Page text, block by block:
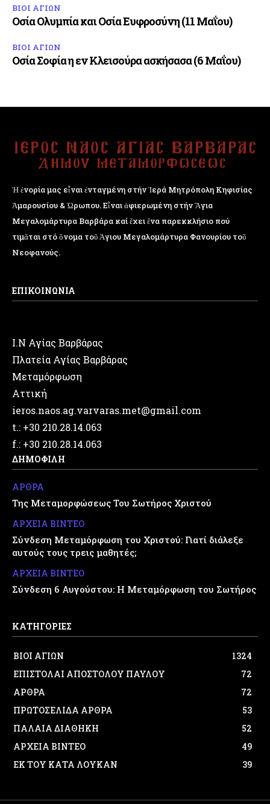
ΒΙΟΙ ΑΓΙΩΝ
Οσία Ολυμπία και Οσία Ευφροσύνη (11 Μαΐου)
ΒΙΟΙ ΑΓΙΩΝ
Οσία Σοφία η εν Κλεισούρα ασκήσασα (6 Μαΐου)
Ἡ ἐνορία μας εἶναι ἐνταγμένη στήν Ἱερά Μητρόπολη Κηφισίας
Ἁμαρουσίου & Ὠρωπου. Εἶναι ἀφιερωμένη στήν Ἅγια
Μεγαλομάρτυρα Βαρβάρα καί ἔχει ἕνα παρεκκλήσιο πού
τιμᾶται στό ὄνομα τοῦ Ἁγιου Μεγαλομάρτυρα Φανουρίου τοῦ
Νεοφανούς.
ΕΠΙΚΟΙΝΩΝΙΑ
Ι.Ν Αγίας Βαρβάρας
Πλατεία Αγίας Βαρβάρας
Μεταμόρφωση
Αττική
ieros.naos.ag.varvaras.met@gmail.com
t.: +30 210.28.14.063
f.: +30 210.28.14.063
ΔΗΜΟΦΙΛΗ
ΑΡΘΡΑ
Της Μεταμορφώσεως Του Σωτήρος Χριστού
ΑΡΧΕΙΑ ΒΙΝΤΕΟ
Σύνδεση Μεταμόρφωση του Χριστού: Γιατί διάλεξε
αυτούς τους τρεις μαθητές;
ΑΡΧΕΙΑ ΒΙΝΤΕΟ
Σύνδεση 6 Αυγούστου: Η Μεταμόρφωση του Σωτήρος
ΚΑΤΗΓΟΡΙΕΣ
ΒΙΟΙ ΑΓΙΩΝ
1324
ΕΠΙΣΤΟΛΑΙ ΑΠΟΣΤΟΛΟΥ ΠΑΥΛΟΥ
72
ΑΡΘΡΑ
72
ΠΡΩΤΟΣΕΛΙΔΑ ΑΡΘΡΑ
53
ΠΑΛΑΙΑ ΔΙΑΘΗΚΗ
52
ΑΡΧΕΙΑ ΒΙΝΤΕΟ
49
ΕΚ ΤΟΥ ΚΑΤΑ ΛΟΥΚΑΝ
39